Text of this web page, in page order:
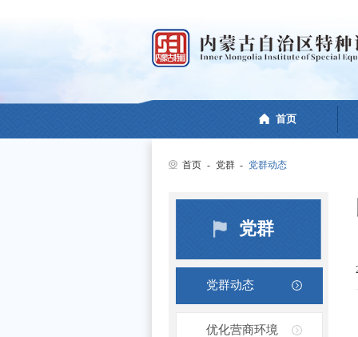
首页
首页 - 党群 - 党群动态
党群
党群动态
优化营商环境